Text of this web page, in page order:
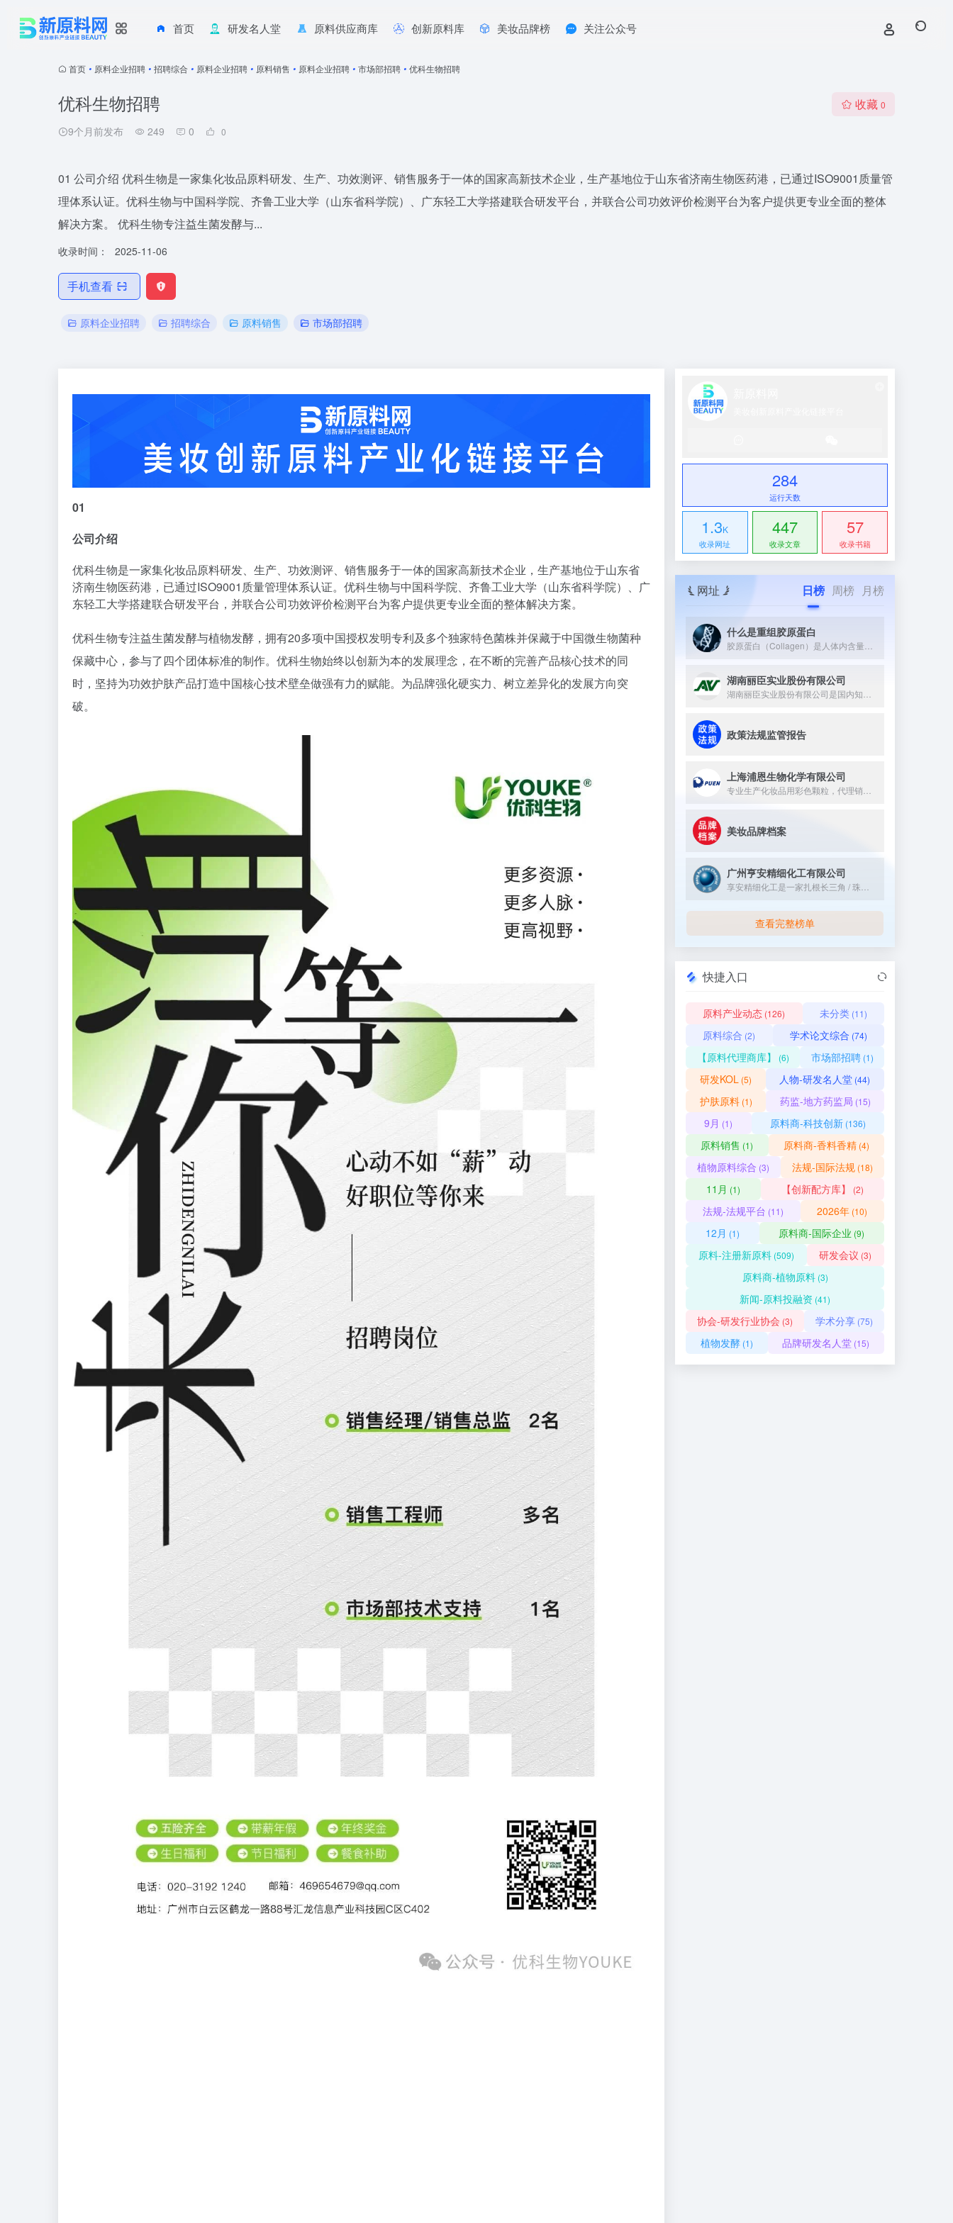
首页 研发名人堂 原料供应商库 创新原料库 美妆品牌榜 关注公众号
首页 • 原料企业招聘 • 招聘综合 • 原料企业招聘 • 原料销售 • 原料企业招聘 • 市场部招聘 • 优科生物招聘
优科生物招聘
9个月前发布 249 0 0
收藏 0
01 公司介绍 优科生物是一家集化妆品原料研发、生产、功效测评、销售服务于一体的国家高新技术企业，生产基地位于山东省济南生物医药港，已通过ISO9001质量管
理体系认证。优科生物与中国科学院、齐鲁工业大学（山东省科学院）、广东轻工大学搭建联合研发平台，并联合公司功效评价检测平台为客户提供更专业全面的整体
解决方案。 优科生物专注益生菌发酵与...
收录时间： 2025-11-06
手机查看
原料企业招聘 招聘综合 原料销售 市场部招聘
01
公司介绍
优科生物是一家集化妆品原料研发、生产、功效测评、销售服务于一体的国家高新技术企业，生产基地位于山东省
济南生物医药港，已通过ISO9001质量管理体系认证。优科生物与中国科学院、齐鲁工业大学（山东省科学院）、广
东轻工大学搭建联合研发平台，并联合公司功效评价检测平台为客户提供更专业全面的整体解决方案。
优科生物专注益生菌发酵与植物发酵，拥有20多项中国授权发明专利及多个独家特色菌株并保藏于中国微生物菌种
保藏中心，参与了四个团体标准的制作。优科生物始终以创新为本的发展理念，在不断的完善产品核心技术的同
时，坚持为功效护肤产品打造中国核心技术壁垒做强有力的赋能。为品牌强化硬实力、树立差异化的发展方向突
破。
284
运行天数
1.3K
收录网址
447
收录文章
57
收录书籍
网址 日榜 周榜 月榜
什么是重组胶原蛋白
湖南丽臣实业股份有限公司
政策法规监管报告
上海浦恩生物化学有限公司
美妆品牌档案
广州亨安精细化工有限公司
查看完整榜单
快捷入口
原料产业动态 (126) 未分类(11)
原料综合 (2) 学术论文综合 (74)
【原料代理商库】 (6) 市场部招聘(1)
研发KOL (5) 人物-研发名人堂 (44)
护肤原料(1) 药监-地方药监局 (15)
9月 (1) 原料商-科技创新(136)
原料销售 (1) 原料商-香料香精(4)
植物原料综合 (3) 法规-国际法规 (18)
11月 (1) 【创新配方库】 (2)
法规-法规平台 (11) 2026年 (10)
12月 (1) 原料商-国际企业 (9)
原料-注册新原料(509) 研发会议 (3)
原料商-植物原料(3)
新闻-原料投融资 (41)
协会-研发行业协会 (3) 学术分享 (75)
植物发酵(1) 品牌研发名人堂 (15)